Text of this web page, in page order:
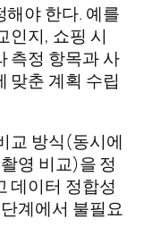
야 한다. 예를
인지, 쇼핑 시
측정 항목과 사
맞춘 계획 수립
교 방식(동시에
영 비교)을 정
데이터 정합성
계에서 불필요